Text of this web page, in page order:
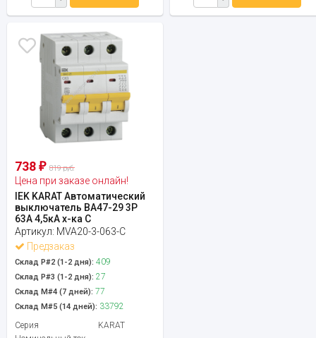
738 ₽ 819 руб.
Цена при заказе онлайн!
IEK KARAT Автоматический
выключатель ВА47-29 3Р
63А 4,5кА х-ка С
Артикул: MVA20-3-063-C
Предзаказ
Склад Р#2 (1-2 дня): 409
Склад Р#3 (1-2 дня): 27
Склад М#4 (7 дней): 77
Склад М#5 (14 дней): 33792
Серия
KARAT